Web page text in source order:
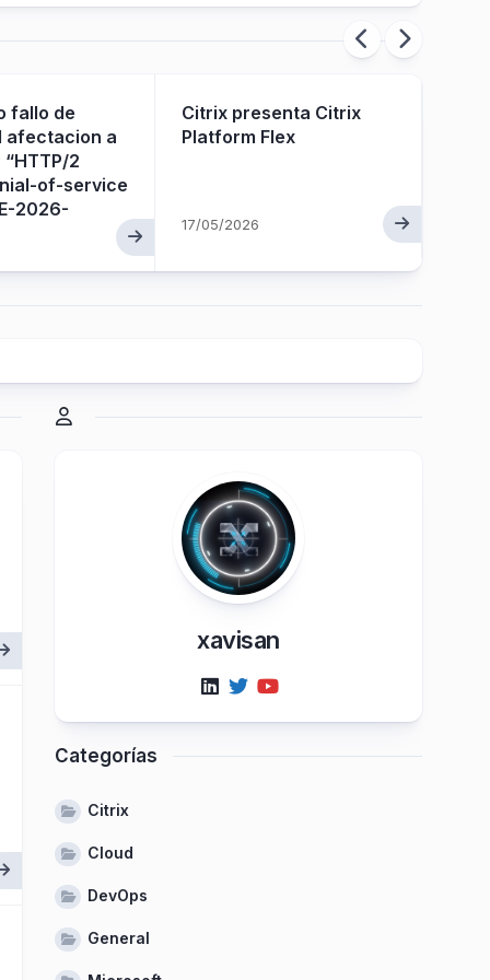
fallo de
afectacion a
2
of-service
2026-
Citrix presenta Citrix
Platform Flex
17/05/2026
xavisan
Categorías
Citrix
Cloud
DevOps
General